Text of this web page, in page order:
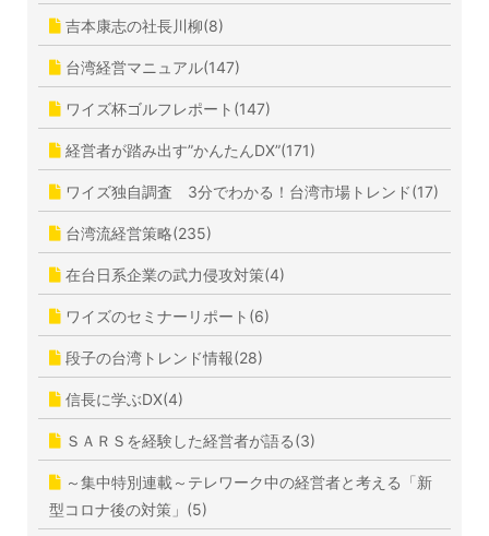
吉本康志の社長川柳(8)
台湾経営マニュアル(147)
ワイズ杯ゴルフレポート(147)
経営者が踏み出す”かんたんDX”(171)
ワイズ独自調査 3分でわかる！台湾市場トレンド(17)
台湾流経営策略(235)
在台日系企業の武力侵攻対策(4)
ワイズのセミナーリポート(6)
段子の台湾トレンド情報(28)
信長に学ぶDX(4)
ＳＡＲＳを経験した経営者が語る(3)
～集中特別連載～テレワーク中の経営者と考える「新
型コロナ後の対策」(5)